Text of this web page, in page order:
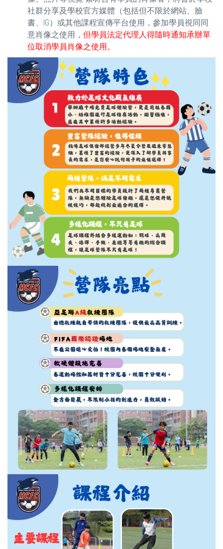
社群分享及學校官方媒體（包括但不限於網站、臉
書、IG）或其他課程宣傳平台使用，參加學員視同同
意肖像之使用， 但學員法定代理人得隨時通知承辦單
位取消學員肖像之使用。